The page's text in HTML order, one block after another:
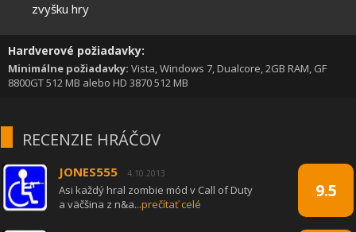
zvyšku hry
Hardverové požiadavky:
Minimálne požiadavky: Vista, Windows 7, Dualcore, 2GB RAM, GF
8800GT 512 MB alebo HD 3870 512 MB
RECENZIE HRÁČOV
9.5
JONES555 4.10.2013
Asi každý hral zombie mód v Call of Duty
a väčšina z n&a...prečítať celé